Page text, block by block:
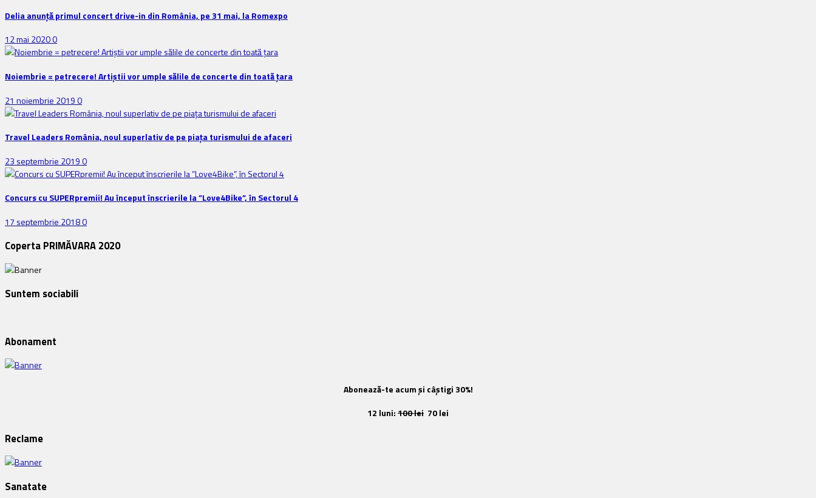
Delia anunţă primul concert drive-in din România, pe 31 mai, la Romexpo
12 mai 20200
Noiembrie = petrecere! Artiștii vor umple sălile de concerte din toată țara
21 noiembrie 20190
Travel Leaders România, noul superlativ de pe piața turismului de afaceri
23 septembrie 20190
Concurs cu SUPERpremii! Au început înscrierile la ”Love4Bike”, în Sectorul 4
17 septembrie 20180
Coperta PRIMĂVARA 2020
Suntem sociabili
Abonament
Abonează-te acum și câștigi 30%!
12 luni:100 lei 70 lei
Reclame
Sanatate